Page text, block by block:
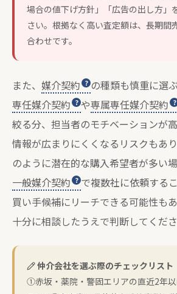
場合の値下げ方針」「広告の出し方」
さい。根拠なく高い査定額は、長期間
合わせです。
また、 媒介契約
の種類も慎重に選
専任媒介契約
や専属専任媒介契約
絞る分、担当者のモチベーションが
情報が広まりにくくなるリスクもあ
のように潜在的な購入希望者が多い場
一般媒介契約
で複数社に依頼する
買い手候補にリーチできる可能性も
十分に相談したうえで判断してくださ
仲介会社を選ぶ際のチェックリスト
①赤坂・薬院・警固エリアの直近2年